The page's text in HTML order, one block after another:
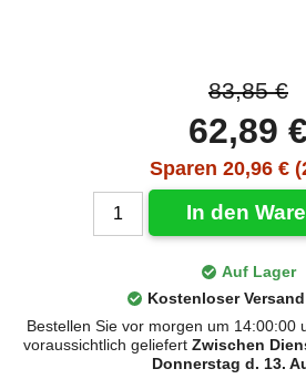
83,85 €
62,89
Sparen 20,96 €
In den
Auf Lager
Kostenloser
Bestellen Sie vor morgen um 14:00:00
voraussichtlich geliefert Zwischen
Donnerstag d. 13.